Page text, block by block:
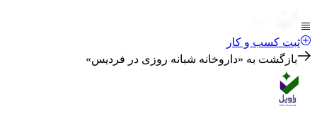
ثبت کسب و کار
بازگشت به «داروخانه شبانه روزی در فردیس»